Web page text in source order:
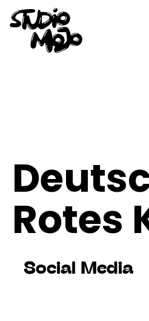
Inhalt
springen
Rotes
Social Media